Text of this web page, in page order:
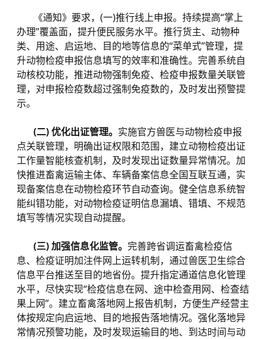
《通知》要求，(一)推行线上申报。持续提高“掌上
办理”覆盖面，提升便民服务水平。推行货主、动物种
类、用途、启运地、目的地等信息的“菜单式”管理，提
升动物检疫申报信息填写的效率和准确性。完善系统自
动核校功能，推进动物强制免疫、检疫申报数量关联管
理，对申报检疫数超过强制免疫数的，及时发出预警提
示。
(二) 优化出证管理。 实施官方兽医与动物检疫申报
点关联管理，明确出证权限和范围，建立动物检疫出证
工作量智能核查机制，及时发现出证数量异常情况。加
快推进畜禽运输主体、车辆备案信息全国互联互通，实
现备案信息在动物检疫环节自动查询。健全信息系统智
能纠错功能，对动物检疫证明信息漏填、错填、不规范
填写等情况实现自动提醒。
(三) 加强信息化监管。完善跨省调运畜禽检疫信
息、检疫证明加注件网上运转机制，通过兽医卫生综合
信息平台推送至目的地省份。提升指定通道信息化管理
水平，尽快实现“检疫信息在网、途中检查用网、检查结
果上网”。建立畜禽落地网上报告机制，方便生产经营主
体按规定向启运地、目的地报告落地情况。强化落地异
常情况预警功能，及时发现运输目的地、到达时间与动